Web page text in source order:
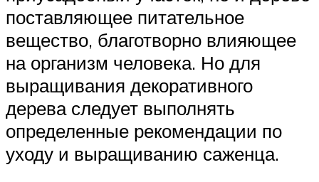
поставляющее питательное
вещество, благотворно влияющее
на организм человека. Но для
выращивания декоративного
дерева следует выполнять
определенные рекомендации по
уходу и выращиванию саженца.